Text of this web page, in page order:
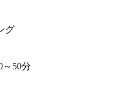
グ
～50分